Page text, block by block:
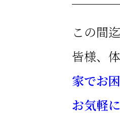
この間
皆様、
家でお
お気軽